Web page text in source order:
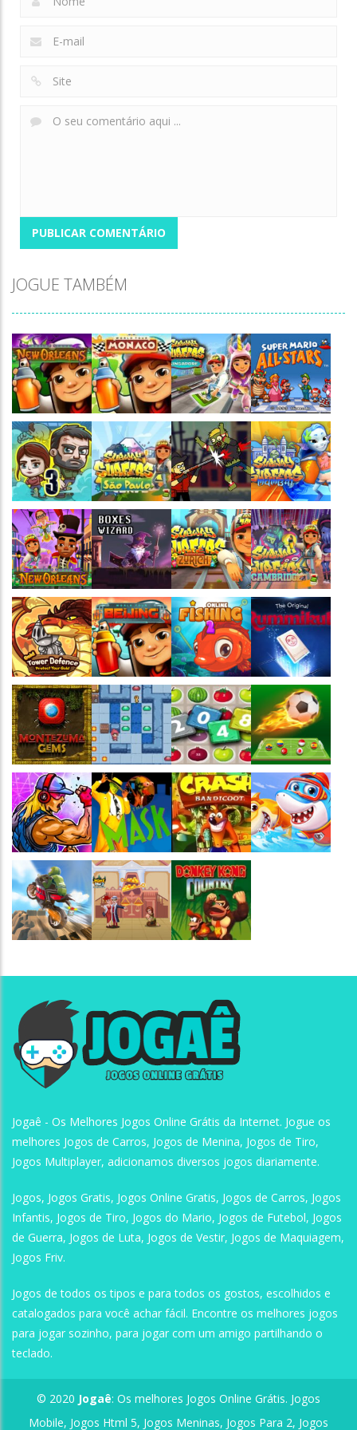
JOGUE TAMBÉM
Jogaê Jogaê Jogaê Jogaê
Jogaê Jogaê Jogaê Jogaê
Jogaê Jogaê Jogaê Jogaê
Jogaê Jogaê Jogaê Jogaê
Jogaê Jogaê Jogaê Jogaê
Jogaê Jogaê Jogaê
Jogaê Jogaê Jogaê
Jogaê - Os Melhores Jogos Online Grátis da Internet. Jogue os
melhores Jogos de Carros, Jogos de Menina, Jogos de Tiro,
Jogos Multiplayer, adicionamos diversos jogos diariamente.
Jogos, Jogos Gratis, Jogos Online Gratis, Jogos de Carros, Jogos
Infantis, Jogos de Tiro, Jogos do Mario, Jogos de Futebol, Jogos
de Guerra, Jogos de Luta, Jogos de Vestir, Jogos de Maquiagem,
Jogos Friv.
Jogos de todos os tipos e para todos os gostos, escolhidos e
catalogados para você achar fácil. Encontre os melhores jogos
para jogar sozinho, para jogar com um amigo partilhando o
teclado.
© 2020 Jogaê: Os melhores Jogos Online Grátis. Jogos
Mobile, Jogos Html 5, Jogos Meninas, Jogos Para 2, Jogos